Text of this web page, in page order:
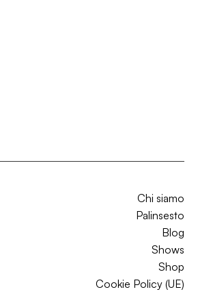
Chi siamo
Palinsesto
Blog
Shows
Shop
Cookie Policy (UE)